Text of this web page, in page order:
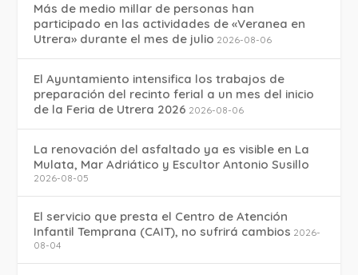
Más de medio millar de personas han
participado en las actividades de «Veranea en
Utrera» durante el mes de julio 2026-08-06
El Ayuntamiento intensifica los trabajos de
preparación del recinto ferial a un mes del inicio
de la Feria de Utrera 2026 2026-08-06
La renovación del asfaltado ya es visible en La
Mulata, Mar Adriático y Escultor Antonio Susillo
2026-08-05
El servicio que presta el Centro de Atención
Infantil Temprana (CAIT), no sufrirá cambios 2026-
08-04